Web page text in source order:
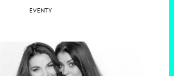
EVENTY